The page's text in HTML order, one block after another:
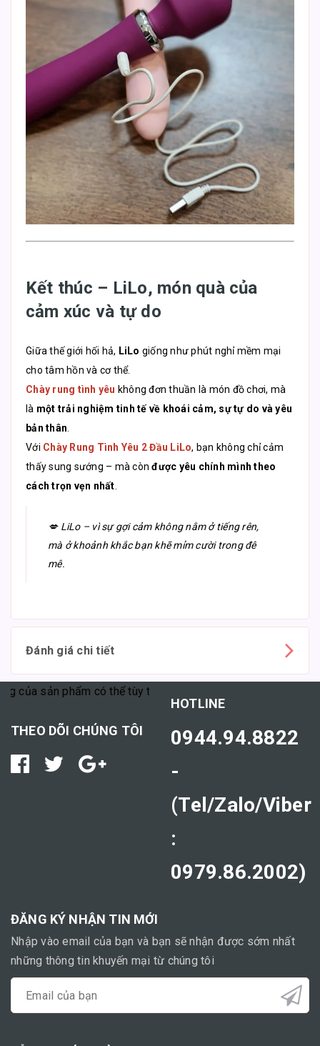
Kết thúc – LiLo, món quà của
cảm xúc và tự do
Giữa thế giới hối hả, LiLo giống như phút nghỉ mềm mại
cho tâm hồn và cơ thể.
Chày rung tình yêu không đơn thuần là món đồ chơi, mà
là một trải nghiệm tinh tế về khoái cảm, sự tự do và yêu
bản thân.
Với Chày Rung Tình Yêu 2 Đầu LiLo, bạn không chỉ cảm
thấy sung sướng – mà cònđược yêu chính mình theo
cách trọn vẹn nhất.
💋 LiLo – vì sự gợi cảm không nằm ở tiếng rên,
mà ở khoảnh khắc bạn khẽ mỉm cười trong đê
mê.
Đánh giá chi tiết
phẩm có thể tùy thuộc vào cơ địa mỗi người."
THEO DÕI CHÚNG TÔI
HOTLINE
0944.94.8822
-
(Tel/Zalo/Viber
:
0979.86.2002)
ĐĂNG KÝ NHẬN TIN MỚI
Nhập vào email của bạn và bạn sẽ nhận được sớm nhất
những thông tin khuyến mại từ chúng tôi